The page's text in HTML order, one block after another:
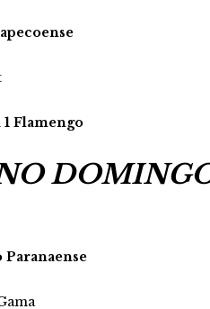
Flamengo
Paranaense